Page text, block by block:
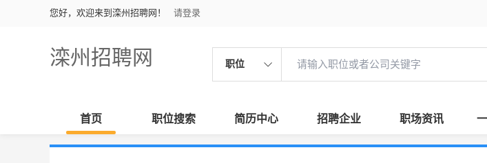
您好，欢迎来到滦州招聘网！ 请登录
滦州招聘网 职位
首页 职位搜索 简历中心 招聘企业 职场资讯